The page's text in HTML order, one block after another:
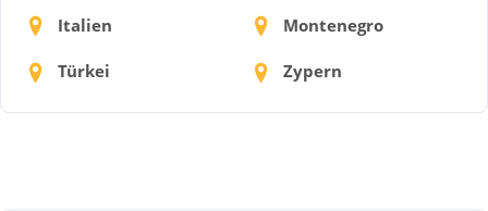
Italien Montenegro
Türkei Zypern